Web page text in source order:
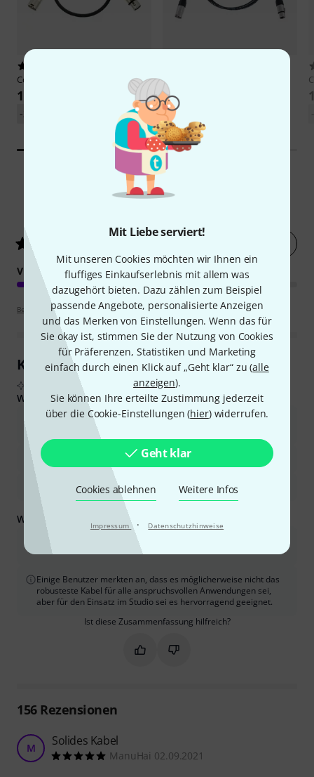
Mit Liebe serviert!
Mit unseren Cookies möchten wir Ihnen ein
fluffiges Einkaufserlebnis mit allem was
dazugehört bieten. Dazu zählen zum Beispiel
passende Angebote, personalisierte Anzeigen
und das Merken von Einstellungen. Wenn das für
Sie okay ist, stimmen Sie der Nutzung von Cookies
für Präferenzen, Statistiken und Marketing
einfach durch einen Klick auf „Geht klar“ zu (alle
anzeigen).
Sie können Ihre erteilte Zustimmung jederzeit
über die Cookie-Einstellungen (hier) widerrufen.
Geht klar
Cookies ablehnen Weitere Infos
Impressum · Datenschutzhinweise
Cordial
11,90 €
-24%
Cordial
12,50 €
-26%
VERARBEITUNG
Bewertungsrichtlinien
Kundenrezensionen im Überblick
Aus echten Käuferbewertungen, zusammengefasst durch KI
Was Käufern gefiel:
Das Kabel und die Steckverbinder sind von hoher Qualität und
Es ermöglicht eine klare und störungsfreie Signalübertragung.
Es bietet ein gutes Preis-Leistungs-Verhältnis.
Was Sie außerdem wissen sollten:
Der XLR-Stecker passt möglicherweise nicht so reibungslos wie
bei manch anderen Marken.
Einige Benutzer merkten an, dass es möglicherweise nicht das
robusteste Kabel für alle anspruchsvollen Anwendungen sei,
aber für den Einsatz im Studio sei es hervorragend geeignet.
Ist diese Zusammenfassung hilfreich?
Markieren Sie diese
Markieren Sie diese
156Rezensionen
M Solides Kabel
ManuHai 02.09.2021